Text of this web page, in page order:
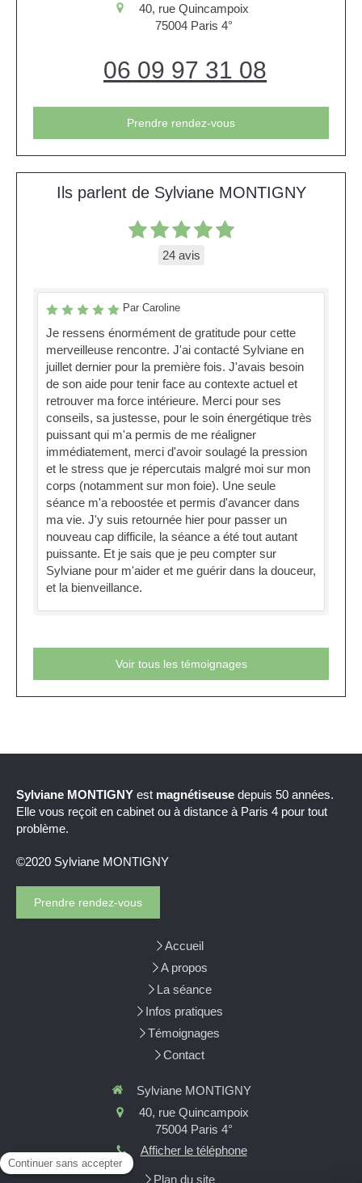
40, rue Quincampoix
75004 Paris 4°
06 09 97 31 08
Prendre rendez-vous
Ils parlent de Sylviane MONTIGNY
24 avis
Par Caroline
Je ressens énormément de gratitude pour cette
merveilleuse rencontre. J'ai contacté Sylviane en
juillet dernier pour la première fois. J'avais besoin
de son aide pour tenir face au contexte actuel et
retrouver ma force intérieure. Merci pour ses
conseils, sa justesse, pour le soin énergétique très
puissant qui m'a permis de me réaligner
immédiatement, merci d'avoir soulagé la pression
et le stress que je répercutais malgré moi sur mon
corps (notamment sur mon foie). Une seule
séance m'a reboostée et permis d'avancer dans
ma vie. J'y suis retournée hier pour passer un
nouveau cap difficile, la séance a été tout autant
puissante. Et je sais que je peu compter sur
Sylviane pour m'aider et me guérir dans la douceur,
et la bienveillance.
Voir tous les témoignages
Sylviane MONTIGNY est magnétiseuse depuis 50 années.
Elle vous reçoit en cabinet ou à distance à Paris 4 pour tout
problème.
©2020 Sylviane MONTIGNY
Prendre rendez-vous
Accueil
A propos
La séance
Infos pratiques
Témoignages
Contact
Sylviane MONTIGNY
40, rue Quincampoix
75004 Paris 4°
Afficher le téléphone
Plan du site